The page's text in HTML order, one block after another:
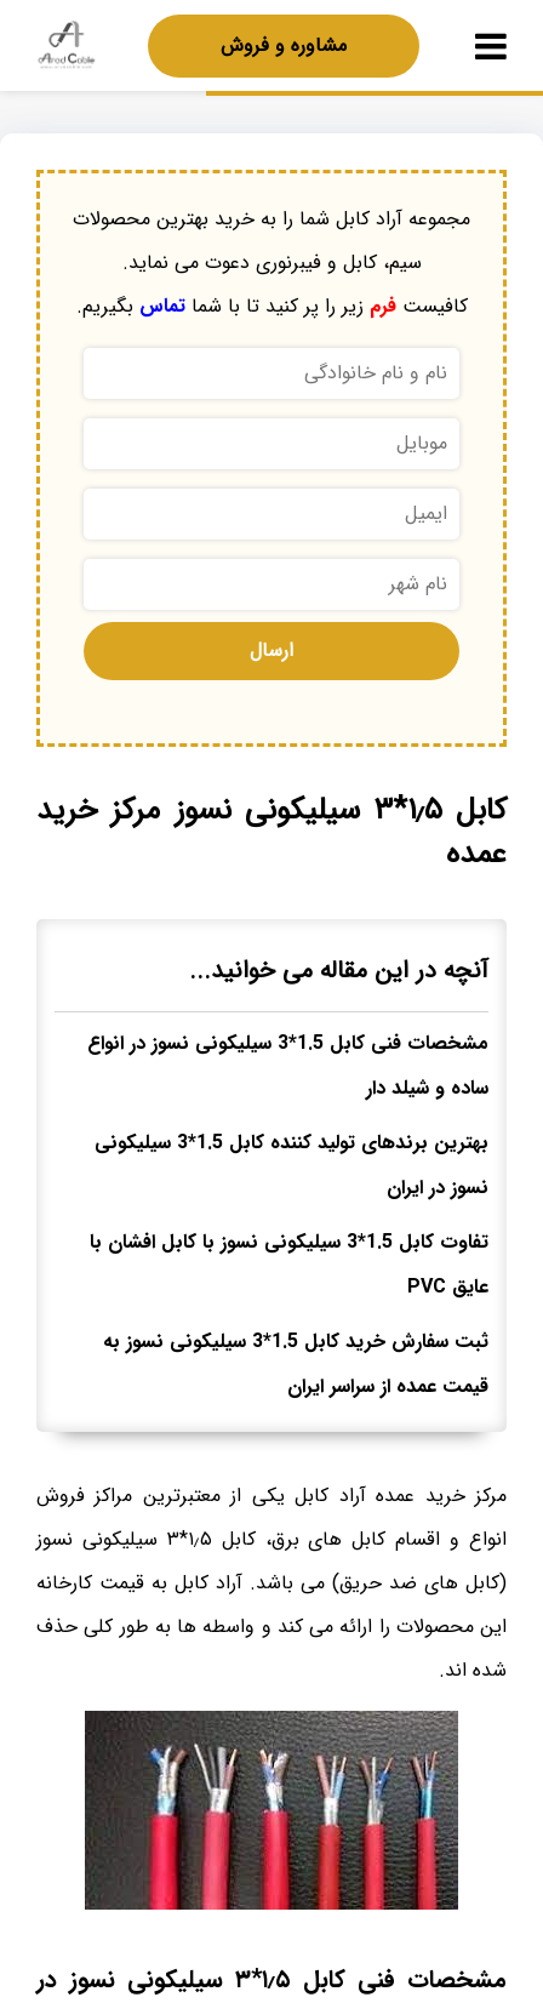
مشاوره و فروش
مجموعه آراد کابل شما را به خرید بهترین محصولات
سیم، کابل و فیبرنوری دعوت می نماید.
کافیستفرم زیر را پر کنید تا با شماتماس بگیریم.
کابل ۱٫۵*۳ سیلیکونی نسوز مرکز خرید
عمده
آنچه در این مقاله می خوانید...
مشخصات فنی کابل 1.5*3 سیلیکونی نسوز در انواع
ساده و شیلد دار
بهترین برندهای تولید کننده کابل 1.5*3 سیلیکونی
نسوز در ایران
تفاوت کابل 1.5*3 سیلیکونی نسوز با کابل افشان با
عایق PVC
ثبت سفارش خرید کابل 1.5*3 سیلیکونی نسوز به
قیمت عمده از سراسر ایران
مرکز خرید عمده آراد کابل یکی از معتبرترین مراکز فروش
انواع و اقسام کابل های برق، کابل ۱٫۵*۳ سیلیکونی نسوز
(کابل های ضد حریق) می باشد. آراد کابل به قیمت کارخانه
این محصولات را ارائه می کند و واسطه ها به طور کلی حذف
شده اند.
مشخصات فنی کابل ۱٫۵*۳ سیلیکونی نسوز در